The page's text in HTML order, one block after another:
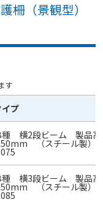
柵（景観型）
す
イプ
種 横2段ビーム 製品高
（スチール製）
種 横3段ビーム 製品高
（スチール製）